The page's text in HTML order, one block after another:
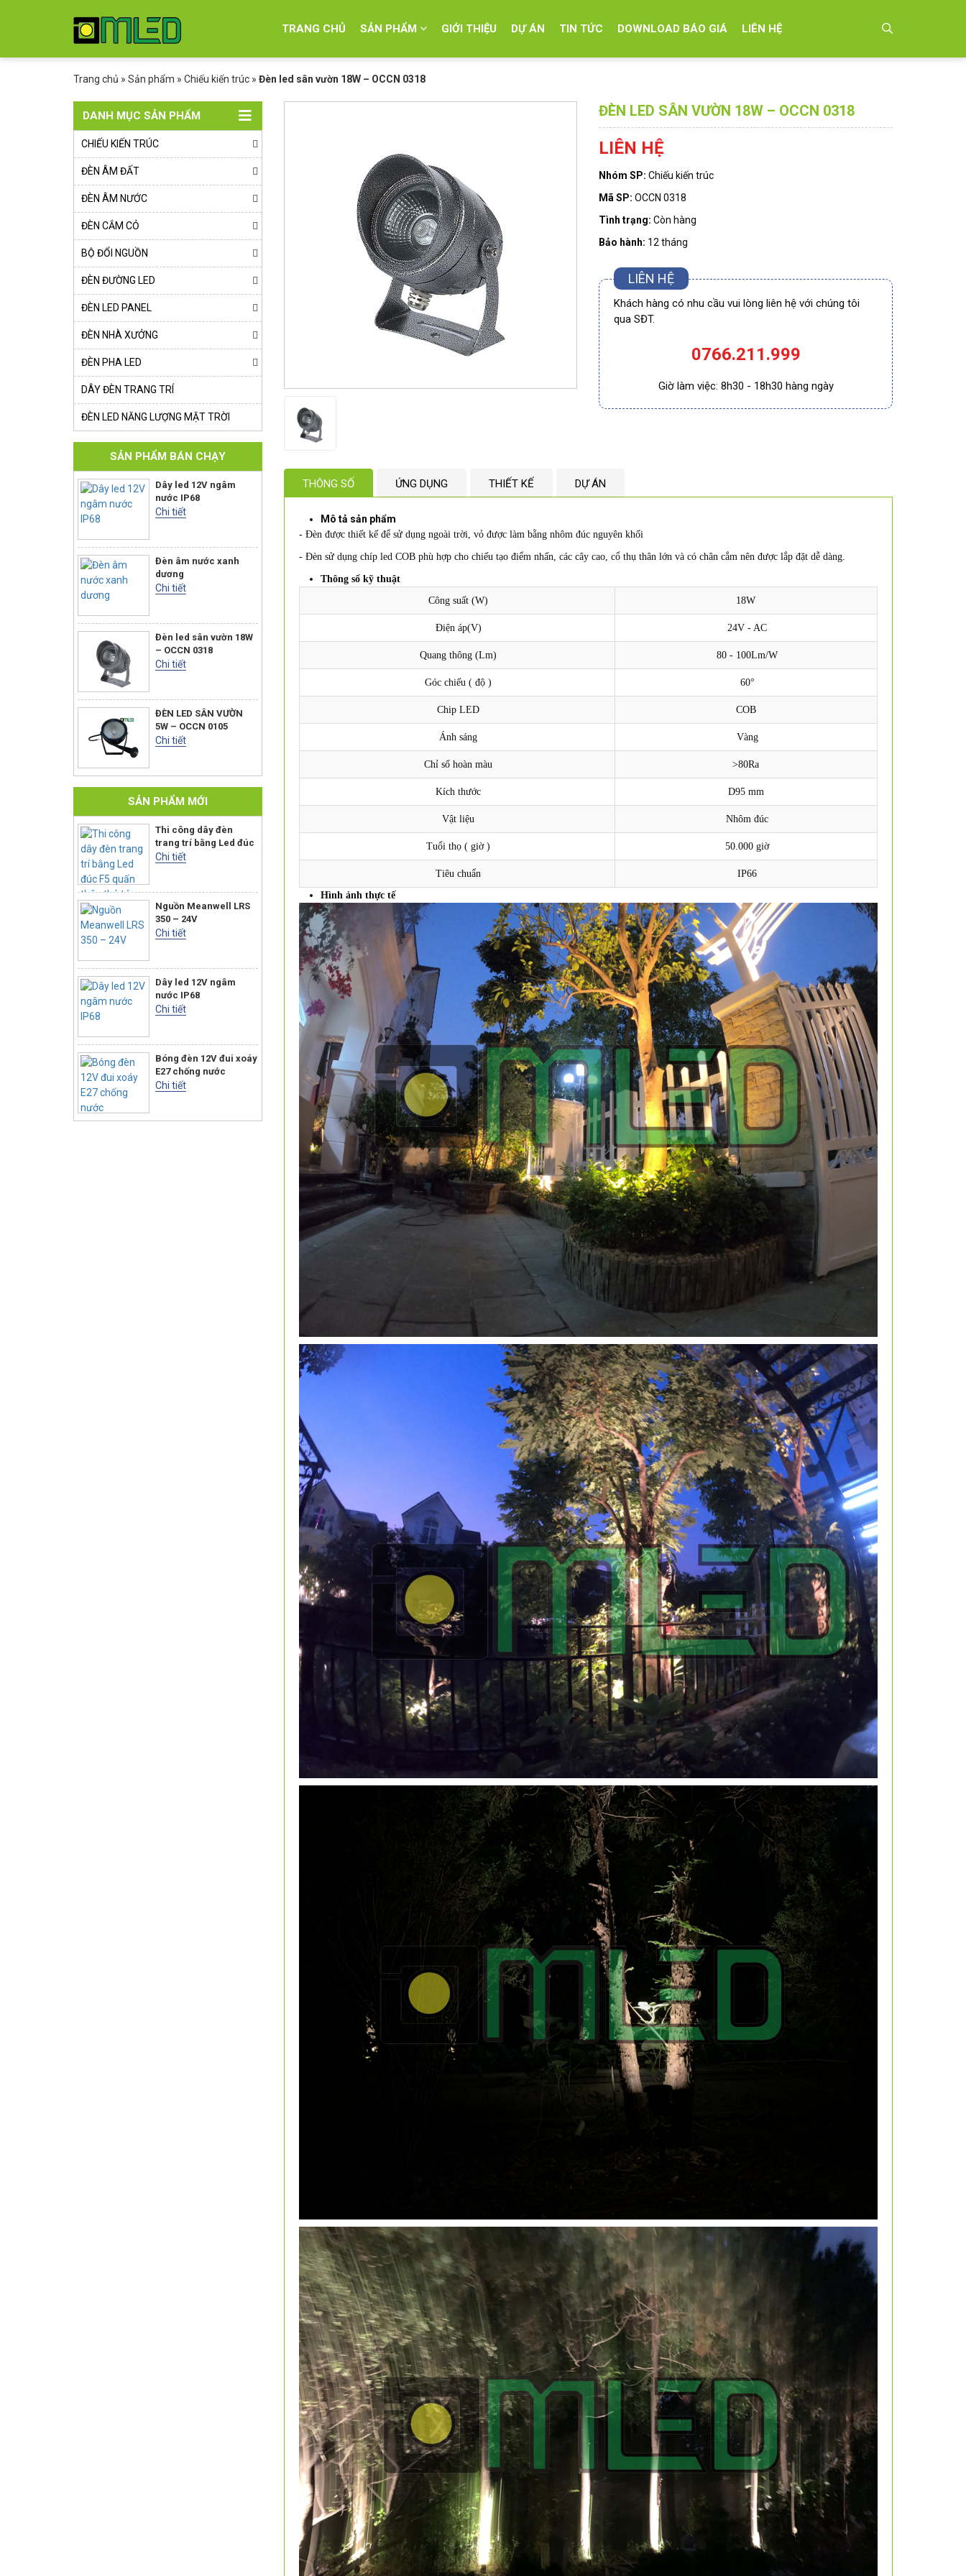
TRANG CHỦ SẢN PHẨM GIỚI THIỆU DỰ ÁN TIN TỨC DOWNLOAD BÁO GIÁ LIÊN HỆ
Trang chủ » Sản phẩm » Chiếu kiến trúc » Đèn led sân vườn 18W – OCCN 0318
ĐÈN LED SÂN VƯỜN 18W – OCCN 0318
LIÊN HỆ
Nhóm SP:Chiếu kiến trúc
Mã SP:OCCN 0318
Tình trạng:Còn hàng
Bảo hành: 12 tháng
LIÊN HỆ
Khách hàng có nhu cầu vui lòng liên hệ với chúng tôi
qua SĐT.
0766.211.999
Giờ làm việc: 8h30 - 18h30 hàng ngày
THÔNG SỐ ỨNG DỤNG THIẾT KẾ DỰ ÁN
Mô tả sản phẩm
- Đèn được thiết kế để sử dụng ngoài trời, vỏ được làm bằng nhôm đúc nguyên khối
- Đèn sử dụng chíp led COB phù hợp cho chiếu tạo điểm nhấn, các cây cao, cổ thụ thân lớn và có chân cắm nên được lắp đặt dễ dàng.
Thông số kỹ thuật
Công suất (W)
18W
Điện áp(V) 24V - AC
Quang thông (Lm) 80 - 100Lm/W
Góc chiếu ( độ ) 60°
Chip LED COB
Ánh sáng Vàng
Chỉ số hoàn màu >80Ra
Kích thước D95 mm
Vật liệu Nhôm đúc
Tuổi thọ ( giờ ) 50.000 giờ
Tiêu chuẩn
IP66
Hình ảnh thực tế
DANH MỤC SẢN PHẨM
CHIẾU KIẾN TRÚC
ĐÈN ÂM ĐẤT
ĐÈN ÂM NƯỚC
ĐÈN CẮM CỎ
BỘ ĐỔI NGUỒN
ĐÈN ĐƯỜNG LED
ĐÈN LED PANEL
ĐÈN NHÀ XƯỞNG
ĐÈN PHA LED
DÂY ĐÈN TRANG TRÍ
ĐÈN LED NĂNG LƯỢNG MẶT TRỜI
SẢN PHẨM BÁN CHẠY
Dây led 12V ngâm
nước IP68
Chi tiết
Đèn âm nước xanh
dương
Chi tiết
Đèn led sân vườn 18W
– OCCN 0318
Chi tiết
ĐÈN LED SÂN VƯỜN
5W – OCCN 0105
Chi tiết
SẢN PHẨM MỚI
Thi công dây đèn
trang trí bằng Led đúc
F5 quấn thân thả tán
Chi tiết
Nguồn Meanwell LRS
350 – 24V
Chi tiết
Dây led 12V ngâm
nước IP68
Chi tiết
Bóng đèn 12V đui xoáy
E27 chống nước
Chi tiết